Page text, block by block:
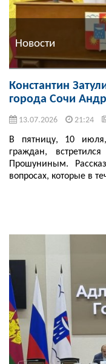
Новости
Константин
города Сочи
13.07.2026 21:24
В пятницу, 10
граждан,
Прошуниным.
вопросах, которые в